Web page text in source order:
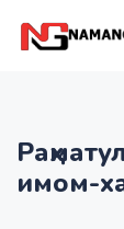
имом-